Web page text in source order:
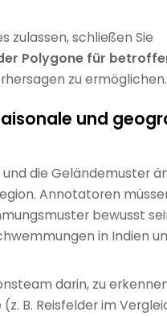
zulassen, schließen Sie
Polygone für
zu ermöglichen.
und
und die Geländemuster
Annotatoren
bewusst
in Indien
darin, zu
(z. B. Reisfelder im